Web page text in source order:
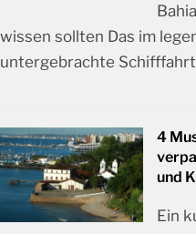
wissen sollten Das im
untergebrachte
4
und
Ein